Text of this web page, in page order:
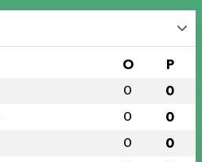
O P
0 0
0 0
0 0